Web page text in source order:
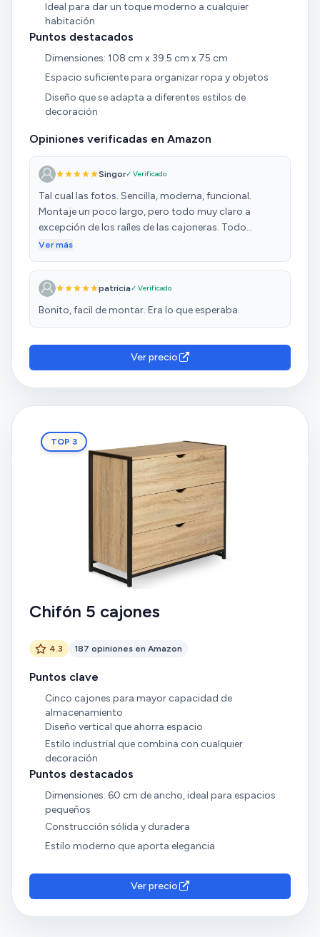
Ideal para dar un toque moderno a cualquier
habitación
Puntos destacados
Dimensiones: 108 cm x 39.5 cm x 75 cm
Espacio suficiente para organizar ropa y objetos
Diseño que se adapta a diferentes estilos de
decoración
Opiniones verificadas en Amazon
Singor✓ Verificado
Tal cual las fotos. Sencilla, moderna, funcional.
Montaje un poco largo, pero todo muy claro a
excepción de los raíles de las cajoneras. Todo
correcto, a excepción de los tornillos de la guía de
grueso y chocan al abrirlos y cerrarlos. Con unos de
cabeza plana que he tenido que comprar aparte,
solucionado el problema. En definitiva, muy buen
Ver más
patricia✓ Verificado
Bonito, facil de montar. Era lo que esperaba.
Ver precio
TOP 3
Chifón 5 cajones
4.3 187 opiniones en Amazon
Puntos clave
Cinco cajones para mayor capacidad de
almacenamiento
Diseño vertical que ahorra espacio
Estilo industrial que combina con cualquier
decoración
Puntos destacados
Dimensiones: 60 cm de ancho, ideal para espacios
pequeños
Construcción sólida y duradera
Estilo moderno que aporta elegancia
Ver precio